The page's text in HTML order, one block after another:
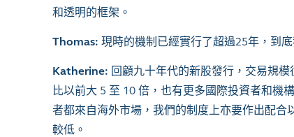
和透明的框架。
Thomas: 現時的機制已經實行了超過25年，到
Katherine: 回顧九十年代的新股發行，交易規
比以前大 5 至 10 倍，也有更多國際投資者和機
者都來自海外市場，我們的制度上亦要作出配
較低。